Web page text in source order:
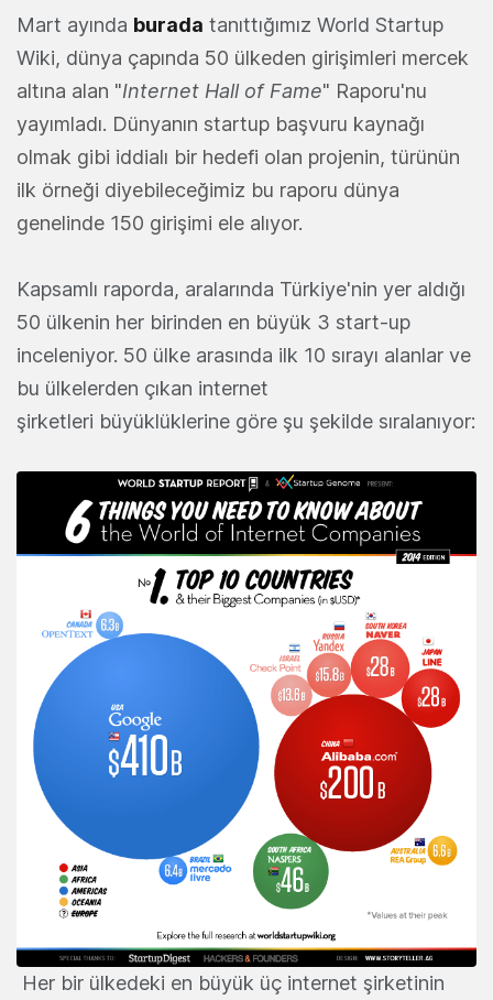
Mart ayında burada tanıttığımız World Startup
Wiki, dünya çapında 50 ülkeden girişimleri mercek
altına alan "Internet Hall of Fame" Raporu'nu
yayımladı. Dünyanın startup başvuru kaynağı
olmak gibi iddialı bir hedefi olan projenin, türünün
ilk örneği diyebileceğimiz bu raporu dünya
genelinde 150 girişimi ele alıyor.
Kapsamlı raporda, aralarında Türkiye'nin yer aldığı
50 ülkenin her birinden en büyük 3 start-up
inceleniyor. 50 ülke arasında ilk 10 sırayı alanlar ve
bu ülkelerden çıkan internet
şirketleri büyüklüklerine göre şu şekilde sıralanıyor:
Her bir ülkedeki en büyük üç internet şirketinin